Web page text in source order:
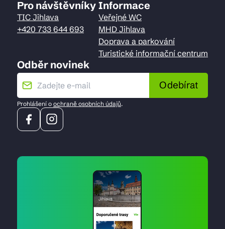
Pro návštěvníky
TIC Jihlava
+420 733 644 693
Informace
Veřejné WC
MHD Jihlava
Doprava a parkování
Turistické informační centrum
Odběr novinek
Odebírat
Prohlášení o ochraně osobních údajů.